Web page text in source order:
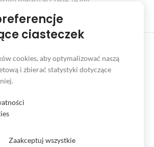
ciasteczek
cookies, aby optymalizować naszą
i zbierać statystyki dotyczące
Zaakceptuj wszystkie